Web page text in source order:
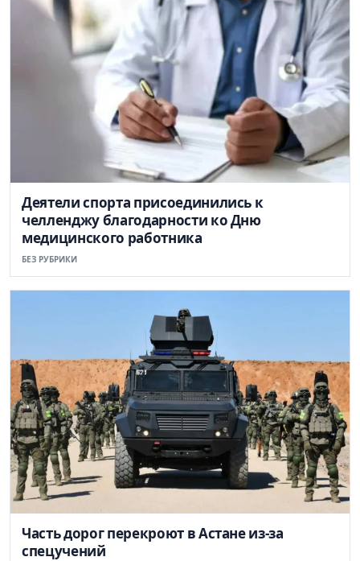
Деятели спорта присоединились к
челленджу благодарности ко Дню
медицинского работника
БЕЗ РУБРИКИ
Часть дорог перекроют в Астане из-за
спецучений